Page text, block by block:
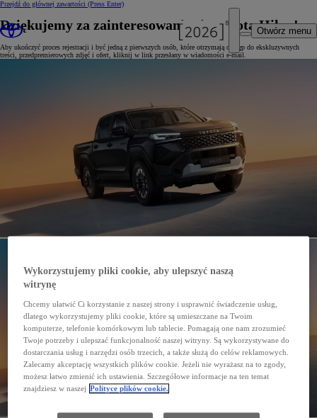
Przejdź do głównej zawartości (Press Enter)
Otwórz menu
Dziękujemy za zainteresowanie się Toyotą Hilux!
Aby ukończyć proces rejestracji i być jedną z pierwszych osób, które otrzymają dostęp do ekskluzywnych
treści, przedpremierowych zdjęć i ofert, kliknij w link przesłany w wiadomości e-mail.
Wykorzystujemy pliki cookie, aby ulepszyć naszą
witrynę
Chcemy ułatwić Ci korzystanie z naszej strony i usprawnić świadczenie usług,
dlatego wykorzystujemy pliki cookie, które są umieszczane na Twoim
komputerze, telefonie komórkowym lub tablecie. Pomagają one nam zrozumieć
Twoje potrzeby i ulepszać funkcjonalność naszej witryny. Są wykorzystywane do
dostarczania usług i narzędzi osób trzecich, a także służą do celów reklamowych.
Zalecamy akceptację wszystkich plików cookie. Jeżeli nie wyrażasz na to zgody,
możesz łatwo zmienić ich ustawienia. Szczegółowe informacje na ten temat
znajdziesz w naszej Polityce plików cookie.